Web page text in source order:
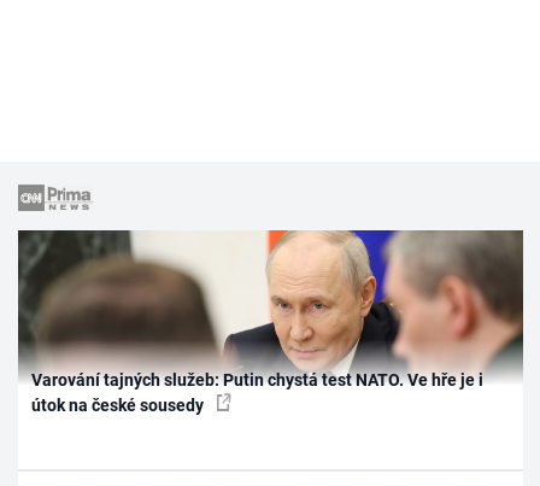
Varování tajných služeb: Putin chystá test NATO. Ve hře je i
útok na české sousedy